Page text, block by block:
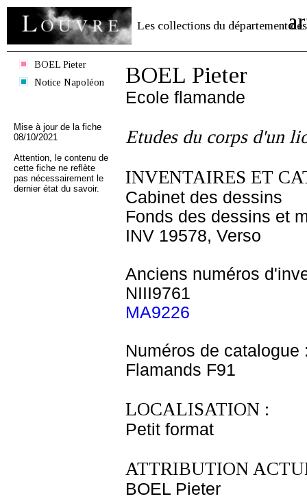
Les collections du département des
BOEL Pieter
Notice Napoléon
Mise à jour de la fiche
08/10/2021
Attention, le contenu de
cette fiche ne reflète
pas nécessairement le
dernier état du savoir.
BOEL Pieter
Ecole flamande
Etudes du corps d'un
INVENTAIRES ET
Cabinet des dessins
Fonds des dessins et
INV 19578, Verso
Anciens numéros
NIII9761
MA9226
Numéros de catalogue
Flamands F91
LOCALISATION :
Petit format
ATTRIBUTION
BOEL Pieter